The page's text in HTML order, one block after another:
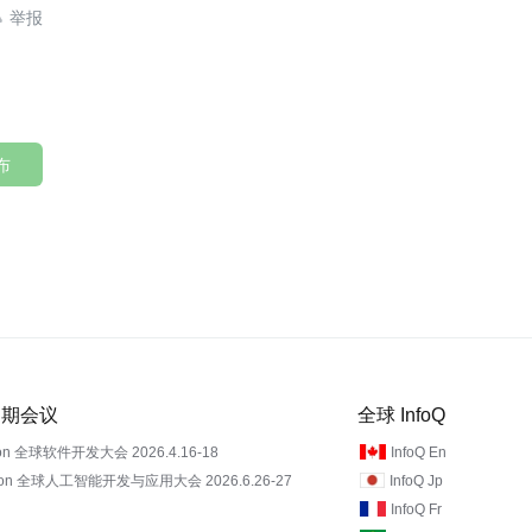
会议
全球软件开发大会 2026.4.16-18
全球人工智能开发与应用大会 2026.6.26-27
全球 InfoQ
InfoQ En
InfoQ Jp
InfoQ Fr